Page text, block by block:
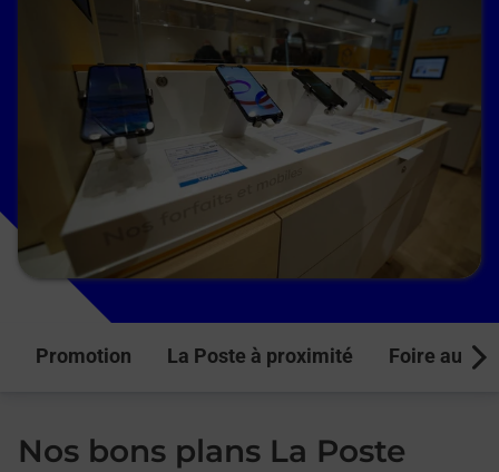
Promotion La Poste à proximité Foire aux
Nos bons plans La Poste